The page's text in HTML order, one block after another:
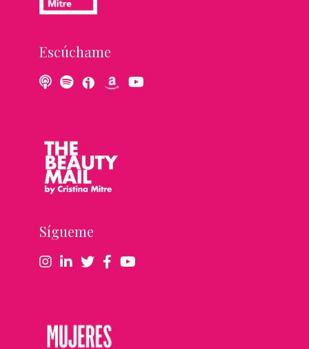
Escúchame
Sígueme